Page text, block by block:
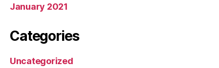
January 2021
Categories
Uncategorized